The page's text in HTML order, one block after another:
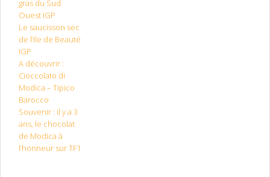
gras du Sud
Ouest IGP
Le saucisson sec
de l’Ile de Beauté
IGP
A découvrir :
Cioccolato di
Modica – Tipico
Barocco
Souvenir : il y a 3
ans, le chocolat
de Modica à
l’honneur sur TF1